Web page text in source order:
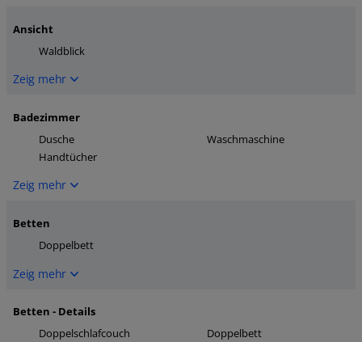
Ansicht
Waldblick
Zeig mehr
Badezimmer
Dusche
Waschmaschine
Handtücher
Zeig mehr
Betten
Doppelbett
Zeig mehr
Betten - Details
Doppelschlafcouch
Doppelbett